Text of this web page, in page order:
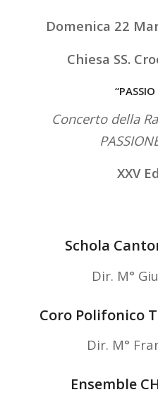
Domenica 22
Chiesa SS.
Concerto della
XXV
Schola
Dir. M°
Coro Polifonico
Dir. M°
Ensemble